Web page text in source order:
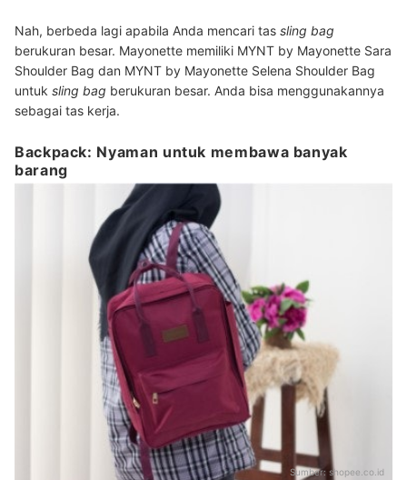
Nah, berbeda lagi apabila Anda mencari tas sling bag
berukuran besar. Mayonette memiliki MYNT by Mayonette Sara
Shoulder Bag dan MYNT by Mayonette Selena Shoulder Bag
untuk sling bag berukuran besar. Anda bisa menggunakannya
sebagai tas kerja.
Backpack: Nyaman untuk membawa banyak
barang
Sumber: shopee.co.id